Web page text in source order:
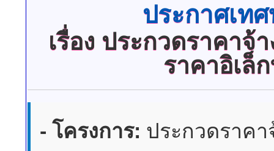
ประกาศเท
เรื่อง ประกวดราคาจ้
ราคาอิเล็
- โครงการ: ประกวดราค